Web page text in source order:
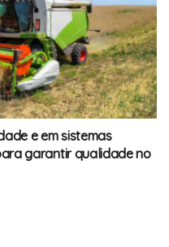
e em sistemas
garantir qualidade no